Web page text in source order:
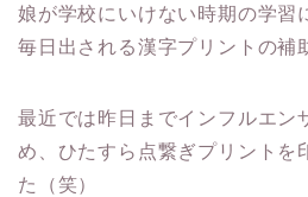
娘が学校にいけない時期の学習
毎日出される漢字プリントの補
最近では昨日までインフルエン
め、ひたすら点繋ぎプリントを
た（笑）